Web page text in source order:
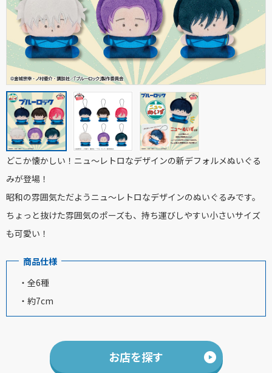
どこか懐かしい！ニュ～レトロなデザインの新デフォルメぬいぐる
みが登場！
昭和の雰囲気ただようニュ～レトロなデザインのぬいぐるみです。
ちょっと抜けた雰囲気のポーズも、持ち運びしやすい小さいサイズ
も可愛い！
商品仕様
・全6種
・約7cm
お店を探す